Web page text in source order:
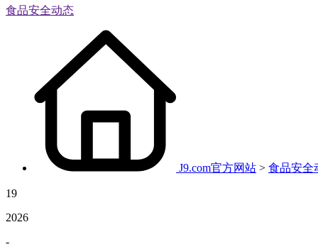
食品安全动态
J9.com官方网站 > 食品安全
19
2026
-